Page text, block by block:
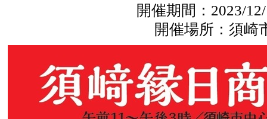
開催期間：2023/
開催場所：須崎